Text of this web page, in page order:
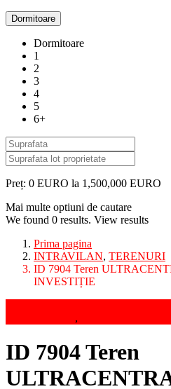
Dormitoare
Dormitoare
1
2
3
4
5
6+
Preț: 0 EURO la 1,500,000 EURO
Mai multe optiuni de cautare
We found 0 results. View results
Prima pagina
INTRAVILAN, TERENURI
ID 7904 Teren
INVESTIȚIE
,
ID 7904 Teren